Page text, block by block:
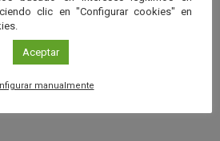
hidratados.
del sistema Solar con mayor actividad
satélites de Júpiter y Saturno, son
clic en "Configurar cookies" en
Aceptar
manualmente